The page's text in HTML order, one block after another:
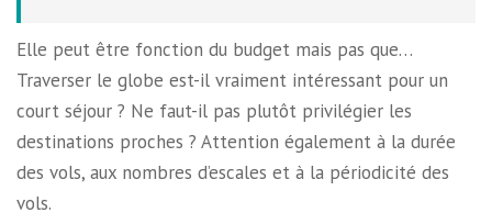
Elle peut être fonction du budget mais pas que…
Traverser le globe est-il vraiment intéressant pour un
court séjour ? Ne faut-il pas plutôt privilégier les
destinations proches ? Attention également à la durée
des vols, aux nombres d’escales et à la périodicité des
vols.